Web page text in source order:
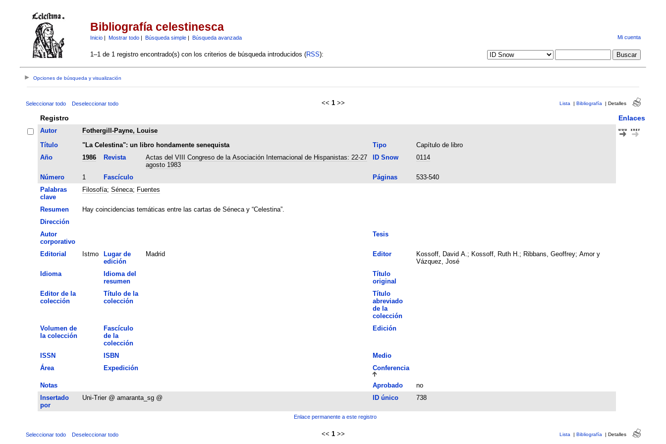
Bibliografía celestinesca
Inicio| Mostrar todo| Búsqueda simple| Búsqueda avanzada Mi cuenta
1–1 de 1 registro encontrado(s) con los criterios de búsqueda introducidos (RSS):
Opciones de búsqueda y visualización
Seleccionar todo Deseleccionar todo << 1 >> Lista | Bibliografía | Detalles
Registro Enlaces
Autor
Fothergill-Payne, Louise
Título
"La Celestina": un libro hondamente senequista Tipo
Capítulo de libro
Año
1986 Revista
Actas del VIII Congreso de la Asociación Internacional de Hispanistas: 22-27
agosto 1983
ID Snow 0114
Número 1 Fascículo Páginas
533-540
Palabras
clave
Filosofía; Séneca; Fuentes
Resumen
Hay coincidencias temáticas entre las cartas de Séneca y “Celestina”.
Dirección
Autor
corporativo
Tesis
Editorial Istmo
Lugar de
edición
Madrid Editor
Kossoff, David A.; Kossoff, Ruth H.; Ribbans, Geoffrey; Amor y
Vázquez, José
Idioma
Idioma del
resumen
Título
original
Editor de la
colección
Título de la
colección
Título
abreviado
de la
colección
Volumen de
la colección
Fascículo
de la
colección
Edición
ISSN ISBN
Medio
Área
Expedición Conferencia
Notas Aprobado
no
Insertado
por
Uni-Trier @ amaranta_sg @ ID único 738
Enlace permanente a este registro
Seleccionar todo Deseleccionar todo << 1 >> Lista | Bibliografía | Detalles